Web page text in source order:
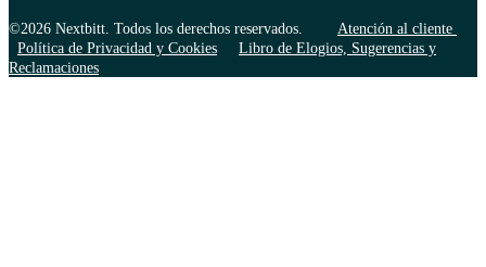
©2026 Nextbitt. Todos los derechos reservados. Atención al cliente
Política de Privacidad y Cookies
Libro de Elogios, Sugerencias y
Reclamaciones